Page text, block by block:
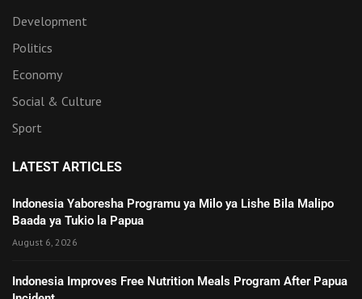
Development
Politics
Economy
Social & Culture
Sport
LATEST ARTICLES
Indonesia Yaboresha Programu ya Milo ya Lishe Bila Malipo
Baada ya Tukio la Papua
August 6, 2026
Indonesia Improves Free Nutrition Meals Program After Papua